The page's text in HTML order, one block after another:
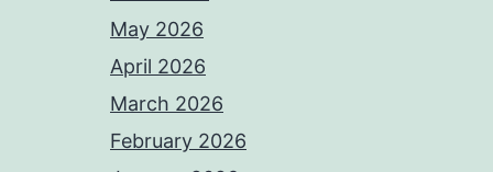
May 2026
April 2026
March 2026
February 2026